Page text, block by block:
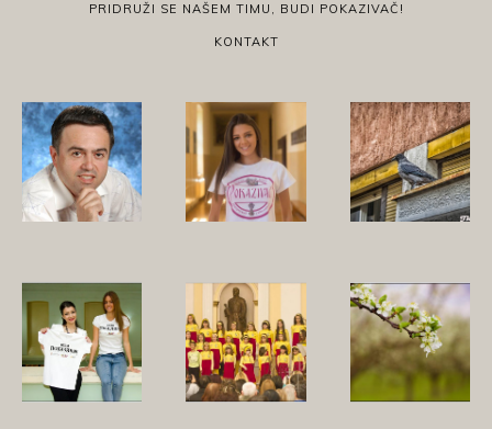
PRIDRUŽI SE NAŠEM TIMU, BUDI POKAZIVAČ!
KONTAKT